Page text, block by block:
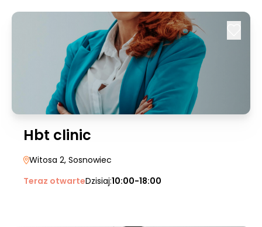
Hbt clinic
Witosa 2, Sosnowiec
Teraz otwarteDzisiaj:10:00-18:00